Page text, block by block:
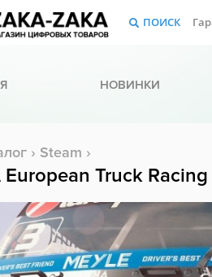
ПОИСК
НОВИНКИ
› Steam ›
European Truck